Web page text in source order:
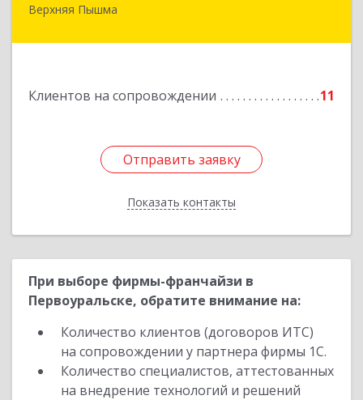
Верхняя Пышма
Клиентов на сопровождении 11
Отправить заявку
Показать контакты
624090, Свердловская обл, Верхняя Пышма г,
Отправить заявку
Назад
При выборе фирмы-франчайзи в
Первоуральске, обратите внимание на:
Количество клиентов (договоров ИТС)
на сопровождении у партнера фирмы 1С.
Количество специалистов, аттестованных
на внедрение технологий и решений